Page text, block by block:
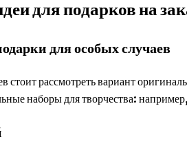
для подарков на
для особых случаев
стоит рассмотреть вариант
наборы для творчества: